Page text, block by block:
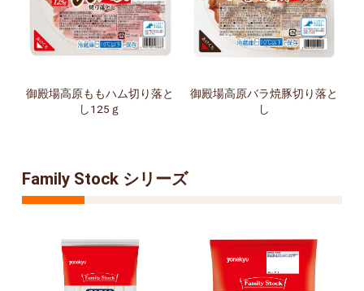
御殿場高原ももハム切り落と
し125ｇ
御殿場高原バラ焼豚切り落と
し
Family Stock シリーズ